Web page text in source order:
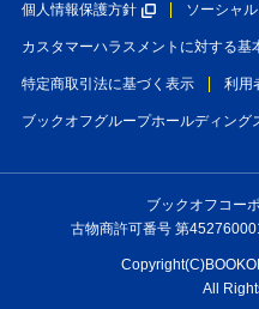
個人情報保護方針 ソーシャ
カスタマーハラスメントに対する基
特定商取引法に基づく表示 利用
ブックオフグループホールディング
ブックオフコー
古物商許可番号 第
All